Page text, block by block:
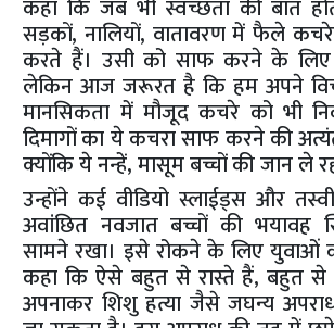
कहा कि जब भी स्वच्छता की बात
सड़कों, नालियों, वातावरण में फैले कचरे
करते हैं। उसी को साफ करने के
लेकिन आज जरूरत है कि हम अपने
मानसिकता में मौजूद कचरे को भी
दिमागों का ये कचरा साफ करने की
क्योंकि ये नन्हें, मासूम बच्चों की जान ले
उन्होंने कई वीडियो स्लाईड्स और
अवांछित नवजात बच्चों की भयावह
सामने रखा। इसे रोकने के लिए युवाओं
कहा कि ऐसे बहुत से रास्ते हैं, बहुत से
अपनाकर शिशु हत्या जैसे जघन्य